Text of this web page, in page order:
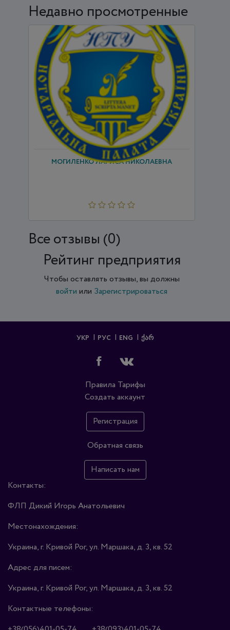
Недавно просмотренные
МОГИЛЕНКО ЛАРИСА НИКОЛАЕВНА
Все отзывы (0)
Рейтинг предприятия
Чтобы оставлять отзывы, вы должны
войти или Зарегистрироваться
УКР РУС ENG ᲥᲐᲠ
Правила Тарифы
Создать аккаунт
Регистрация
Обратная связь
Написать нам
Контакты:
ФЛП Дикий Игорь Анатольевич
Местонахождения:
Украина, г. Кривой Рог, ул. Маршака, д. 3, кв. 52
Адрес для писем:
Украина, г. Кривой Рог, ул. Маршака, д. 3, кв. 52
Контактные телефоны: